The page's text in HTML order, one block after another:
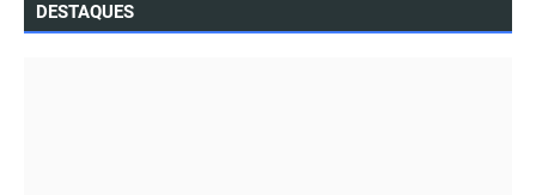
DESTAQUES